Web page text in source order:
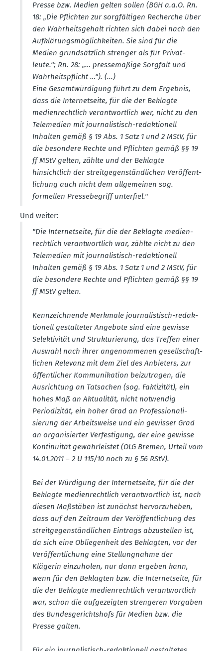
Presse bzw. Medien gelten sollen (BGH a.a.O. Rn.
18: „Die Pflichten zur sorgfäl­tigen Recherche über
den Wahrheits­gehalt richten sich dabei nach den
Aufklä­rungs­mög­lich­keiten. Sie sind für die
Medien grund­sätzlich strenger als für Privat­
leute.“; Rn. 28: „… presse­mäßige Sorgfalt und
Wahrheits­pflicht …“). (...)
Eine Gesamt­wür­digung führt zu dem Ergebnis,
dass die Inter­net­seite, für die der Beklagte
medien­rechtlich verant­wortlich wer, nicht zu den
Telemedien mit journa­lis­tisch-redak­tionell
Inhalten gemäß § 19 Abs. 1 Satz 1 und 2 MStV, für
die besondere Rechte und Pflichten gemäß §§ 19
ff MStV gelten, zählte und der Beklagte
hinsichtlich der streit­ge­gen­ständ­lichen Veröf­fent­
li­chung auch nicht dem allge­meinen sog.
formellen Presse­be­griff unterfiel."
Und weiter:
"Die Inter­net­seite, für die der Beklagte medien­
rechtlich verant­wortlich war, zählte nicht zu den
Telemedien mit journa­lis­tisch-redak­tionell
Inhalten gemäß § 19 Abs. 1 Satz 1 und 2 MStV, für
die besondere Rechte und Pflichten gemäß §§ 19
ff MStV gelten.
Kennzeich­nende Merkmale journa­lis­tisch-redak­
tionell gestal­teter Angebote sind eine gewisse
Selek­ti­vität und Struk­tu­rierung, das Treffen einer
Auswahl nach ihrer angenom­menen gesell­schaft­
lichen Relevanz mit dem Ziel des Anbieters, zur
öffent­licher Kommu­ni­kation beizu­tragen, die
Ausrichtung an Tatsachen (sog. Fakti­zität), ein
hohes Maß an Aktua­lität, nicht notwendig
Periodi­zität, ein hoher Grad an Profes­sio­na­li­
sierung der Arbeits­weise und ein gewisser Grad
an organi­sierter Verfes­tigung, der eine gewisse
Konti­nuität gewähr­leistet (OLG Bremen, Urteil vom
14.01.2011 – 2 U 115/10 noch zu § 56 RStV).
Bei der Würdigung der Inter­net­seite, für die der
Beklagte medien­rechtlich verant­wortlich ist, nach
diesen Maßstäben ist zunächst hervor­zu­heben,
dass auf den Zeitraum der Veröf­fent­li­chung des
streit­ge­gen­ständ­lichen Eintrags abzustellen ist,
da sich eine Oblie­genheit des Beklagten, vor der
Veröf­fent­li­chung eine Stellung­nahme der
Klägerin einzu­holen, nur dann ergeben kann,
wenn für den Beklagten bzw. die Inter­net­seite, für
die der Beklagte medien­rechtlich verant­wortlich
war, schon die aufge­zeigten stren­geren Vorgaben
des Bundes­ge­richtshofs für Medien bzw. die
Presse galten.